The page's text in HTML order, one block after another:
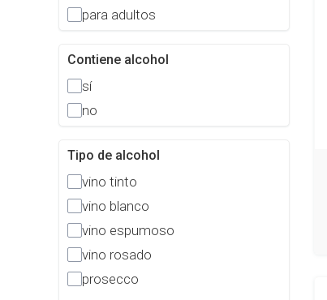
para adultos
Contiene alcohol
sí
no
Tipo de alcohol
vino tinto
vino blanco
vino espumoso
vino rosado
prosecco